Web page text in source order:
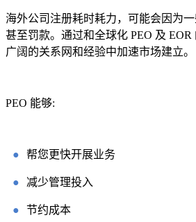
海外公司注册耗时耗力，可能会因为
甚至罚款。通过和全球化 PEO 及 EOR
广阔的关系网和经验中加速市场建立。
PEO 能够:
● 帮您更快开展业务
● 减少管理投入
● 节约成本